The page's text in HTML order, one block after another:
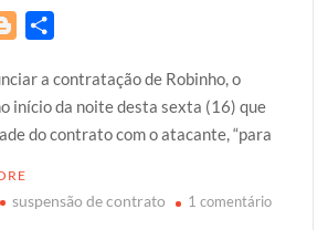
o
g
g
e
r
a
r
e
a contratação de Robinho, o
início da noite desta sexta (16) que
do contrato com o atacante, “para
suspensão de contrato 1 comentárioem